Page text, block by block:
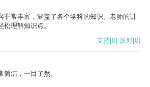
非常丰富，涵盖了各个学科的知识。老师的讲
理解知识点。
支持[0] 反对[0]
洁，一目了然。